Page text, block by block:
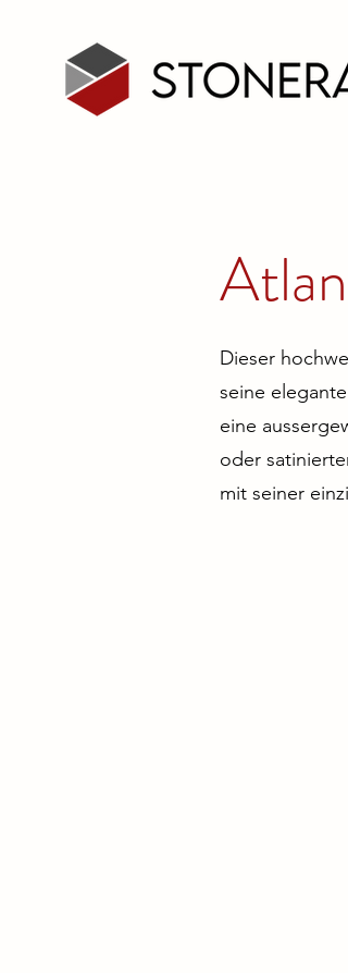
Dieser
seine
eine
oder
mit seiner